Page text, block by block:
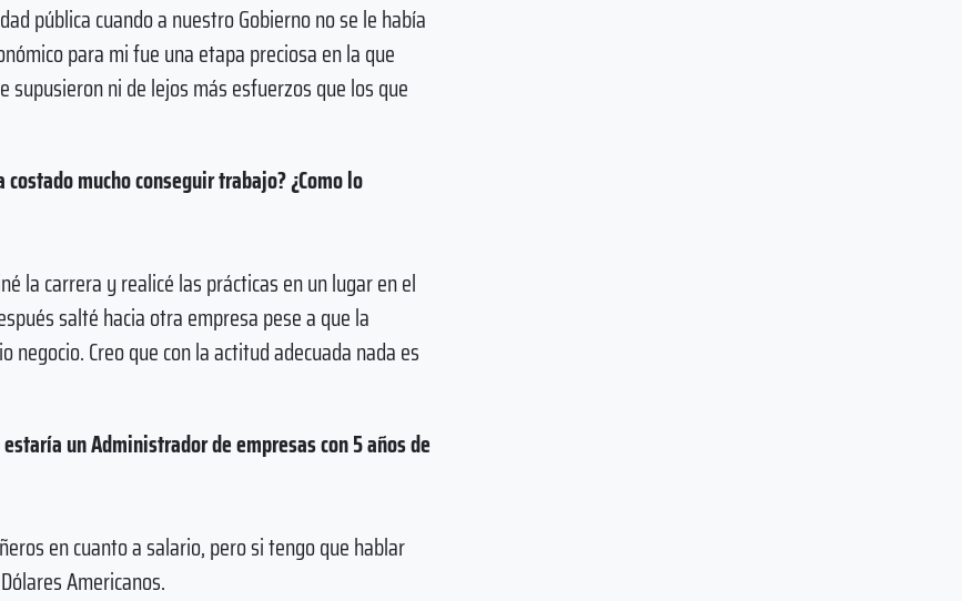
pública cuando a nuestro Gobierno no se le había
para mi fue una etapa preciosa en la que
ni de lejos más esfuerzos que los que
mucho conseguir trabajo? ¿Como lo
la carrera y realicé las prácticas en un lugar en el
salté hacia otra empresa pese a que la
Creo que con la actitud adecuada nada es
un Administrador de empresas con 5 años de
en cuanto a salario, pero si tengo que hablar
Americanos.